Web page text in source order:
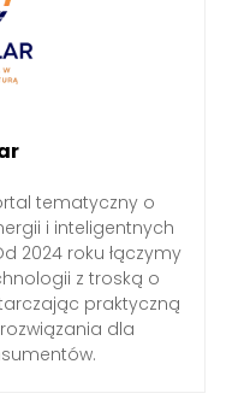
tematyczny o
i inteligentnych
2024 roku łączymy
z troską o
praktyczną
dla